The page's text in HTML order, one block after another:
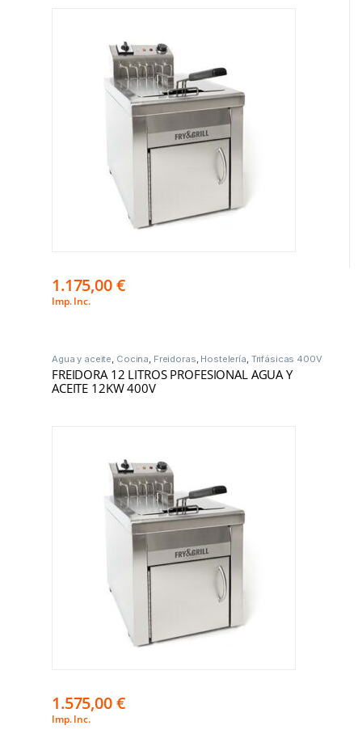
1.175,00€
Imp. Inc.
Agua y aceite Cocina Freidoras Hostelería Trifásicas 400V
FREIDORA 12 LITROS PROFESIONAL AGUA Y
ACEITE 12KW 400V
1.575,00€
Imp. Inc.